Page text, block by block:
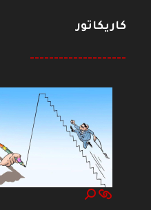
كاريكاتور
--------------------